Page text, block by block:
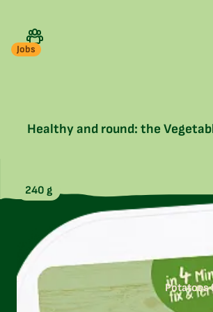
Jobs
Healthy and round: the
240 g
Potatoes